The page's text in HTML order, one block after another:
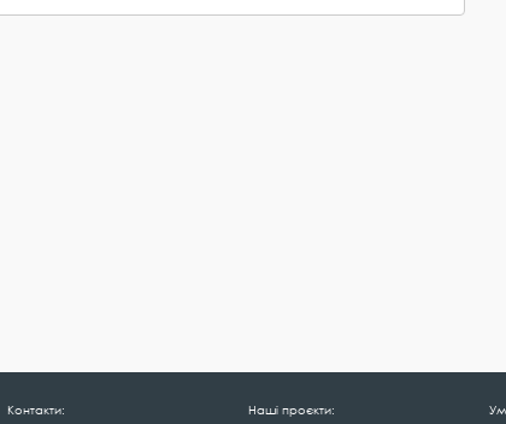
Контакти: Наші проєкти: